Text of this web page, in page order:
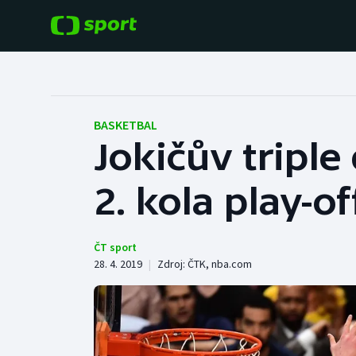
Hokej
Tenis
Cyklistika
Baseball a softbal
Basketbal
Boby a skeleton
Box
BASKETBAL
Jokičův triple
2. kola play-
ČT sport
28. 4. 2019 | Zdroj: ČTK, nba.com